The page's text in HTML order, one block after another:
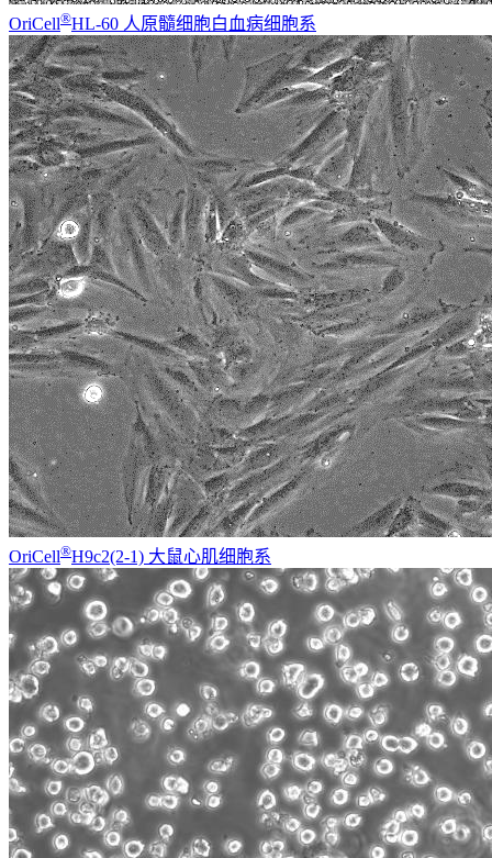
OriCell®HL-60 人原髓细胞白血病细胞系
OriCell®H9c2(2-1) 大鼠心肌细胞系